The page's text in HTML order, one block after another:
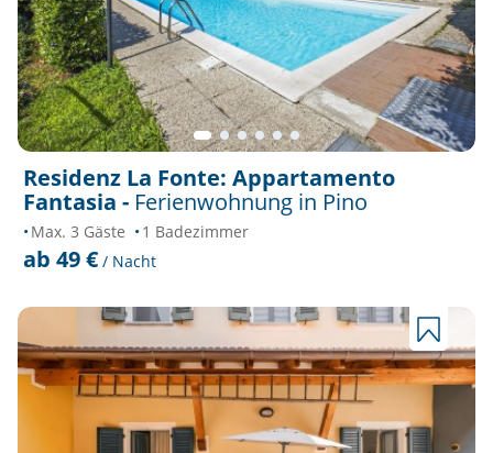
Residenz La Fonte: Appartamento
Fantasia - Ferienwohnung in Pino
Max. 3 Gäste 1 Badezimmer
ab 49 € / Nacht